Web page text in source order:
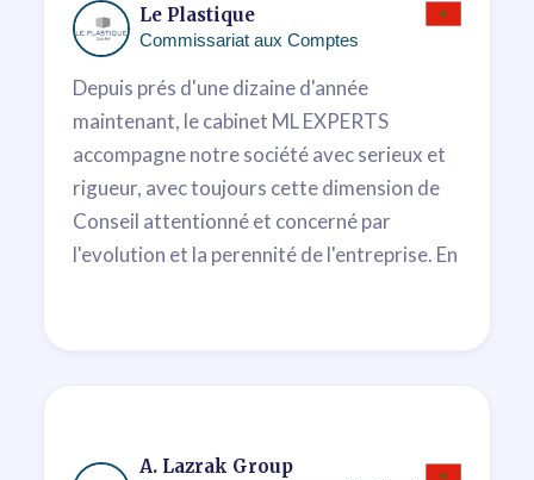
Le Plastique
Commissariat aux Comptes
Depuis prés d'une dizaine d'année
maintenant, le cabinet ML EXPERTS
accompagne notre société avec serieux et
rigueur, avec toujours cette dimension de
Conseil attentionné et concerné par
l'evolution et la perennité de l'entreprise. En
rassure ."A. Lazrak Group